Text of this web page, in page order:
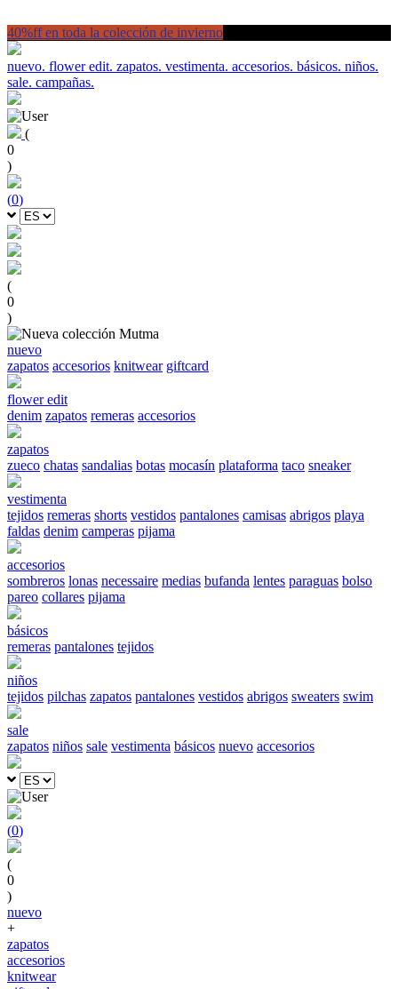
40%ff en toda la colección de invierno
nuevo. flower edit. zapatos. vestimenta. accesorios. básicos. niños.
sale. campañas.
(
0
)
(0)
(
0
)
nuevo
zapatos accesorios knitwear giftcard
flower edit
denim zapatos remeras accesorios
zapatos
zueco chatas sandalias botas mocasín plataforma taco sneaker
vestimenta
tejidos remeras shorts vestidos pantalones camisas abrigos playa
faldas denim camperas pijama
accesorios
sombreros lonas necessaire medias bufanda lentes paraguas bolso
pareo collares pijama
básicos
remeras pantalones tejidos
niños
tejidos pilchas zapatos pantalones vestidos abrigos sweaters swim
sale
zapatos niños sale vestimenta básicos nuevo accesorios
(0)
(
0
)
nuevo
+
zapatos
accesorios
knitwear